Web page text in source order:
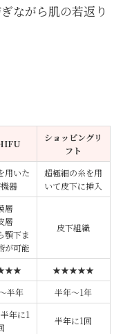
ながら肌の若返り
ショッピングリ
フト
用いた
器
超極細の糸を用
いて皮下に挿入
層
層
顎下ま
が可能
皮下組織
★★★★★
半年 半年～1年
年に1
半年に1回